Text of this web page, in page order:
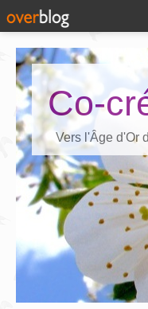
Co-
Vers l'Âge d'Or